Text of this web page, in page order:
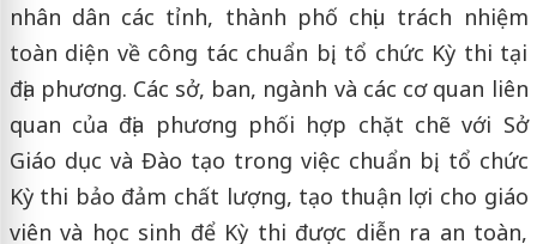
nhân dân các tỉnh, thành phố chịu trách nhiệm
toàn diện về công tác chuẩn bị, tổ chức Kỳ thi tại
địa phương. Các sở, ban, ngành và các cơ quan liên
quan của địa phương phối hợp chặt chẽ với Sở
Giáo dục và Đào tạo trong việc chuẩn bị, tổ chức
Kỳ thi bảo đảm chất lượng, tạo thuận lợi cho giáo
viên và học sinh để Kỳ thi được diễn ra an toàn,